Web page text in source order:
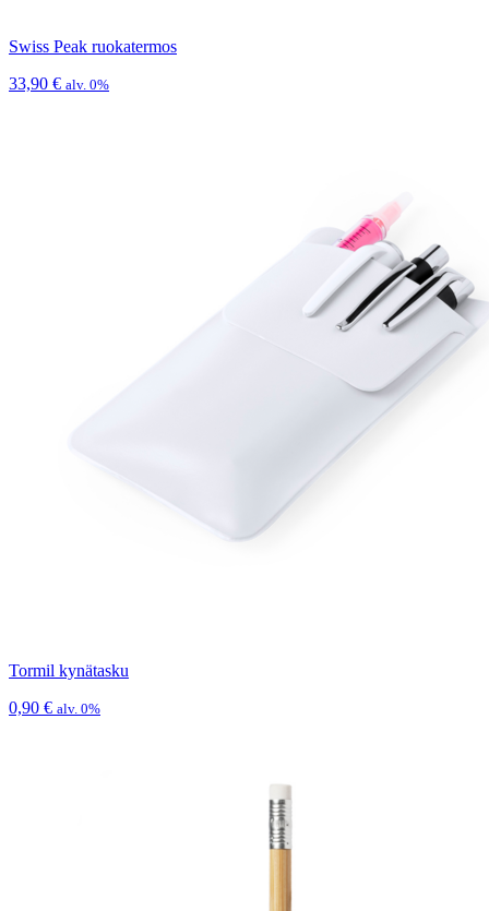
Swiss Peak ruokatermos
33,90 € alv. 0%
Tormil kynätasku
0,90 € alv. 0%